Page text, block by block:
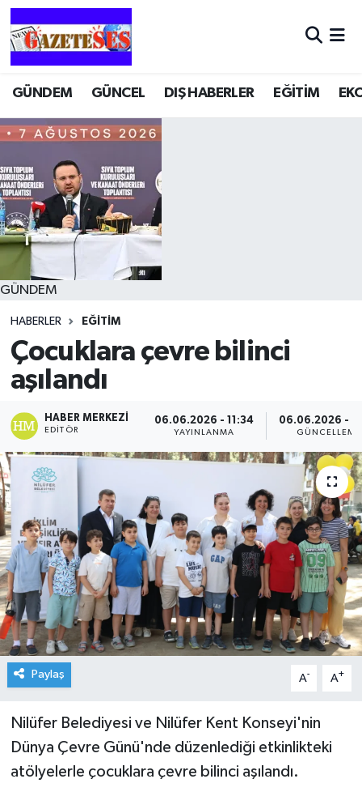
GÜNDEM GÜNCEL DIŞ HABERLER EĞİTİM
GÜNDEM
HABERLER EĞİTİM
Çocuklara çevre bilinci
aşılandı
HABER MERKEZI
EDITÖR
06.06.2026 - 11:34
YAYINLANMA
06.06.2026 -
GÜNCELLEME
Paylaş A- A+
Nilüfer Belediyesi ve Nilüfer Kent Konseyi'nin
Dünya Çevre Günü'nde düzenlediği etkinlikteki
atölyelerle çocuklara çevre bilinci aşılandı.